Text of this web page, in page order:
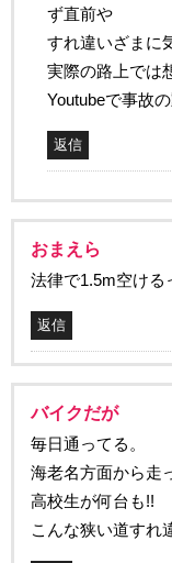
ず直前や
すれ違いざまに
実際の路上では
Youtubeで事故
返信
おまえら
法律で1.5m空ける
返信
バイクだが
毎日通ってる。
海老名方面から走
高校生が何台も!!
こんな狭い道すれ